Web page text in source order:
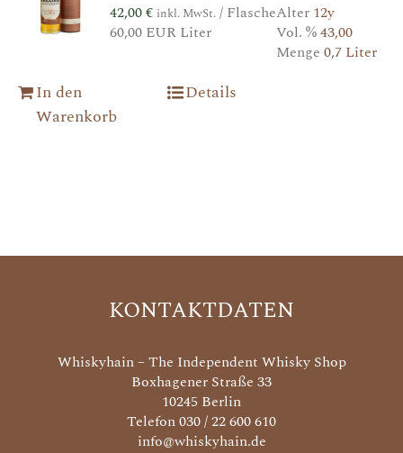
42,00€ inkl. MwSt./ Flasche
60,00 EUR Liter
Alter 12y
Vol. %43,00
Menge 0,7 Liter
In den
Warenkorb
Details
KONTAKTDATEN
Whiskyhain – The Independent Whisky Shop
Boxhagener Straße 33
10245 Berlin
Telefon 030 / 22 600 610
info@whiskyhain.de